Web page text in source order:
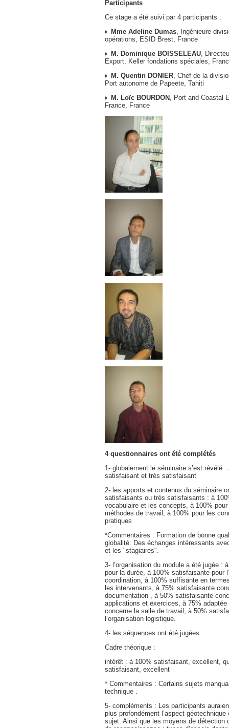
Participants
Ce stage a été suivi par 4 participants :
Mme Adeline Dumas, Ingénieure
opérations, ESID Brest, France
M. Dominique BOISSELEAU,
Export, Keller fondations spéciales,
M. Quentin DONIER, Chef de la
Port autonome de Papeete, Tahiti
M. Loïc BOURDON , Port and Coastal
France, France
4 questionnaires ont été complétés
1- globalement le séminaire s’est révélé :
satisfaisant et très satisfaisant
2- les apports et contenus du séminaire
satisfaisants ou très satisfaisants : à
vocabulaire et les concepts, à 100% pour
méthodes de travail, à 100% pour les
pratiques
*Commentaires : Formation de bonne
globalité. Des échanges intéressants
et les "stagiaires".
3- l’organisation du module a été jugée :
pour la durée, à 100% satisfaisante pour
coordination, à 100% suffisante en
les intervenants, à 75% satisfaisante
documentation , à 50% satisfaisante
applications et exercices, à 75% adaptée
concerne la salle de travail, à 50%
l’organisation logistique.
4- les séquences ont été jugées :
Cadre théorique :
intérêt : à 100% satisfaisant, excellent,
satisfaisant, excellent
* Commentaires : Certains sujets
technique .
5- compléments : Les participants
plus profondément l’aspect
sujet. Ainsi que les moyens de détection